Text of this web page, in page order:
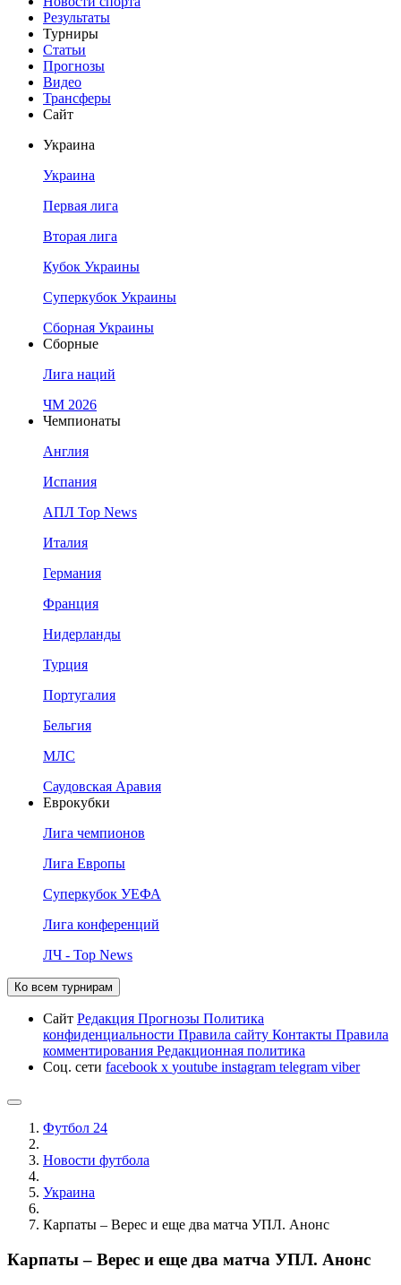
Результаты
Турниры
Статьи
Прогнозы
Видео
Трансферы
Сайт
Украина
Украина
Первая лига
Вторая лига
Кубок Украины
Суперкубок Украины
Сборная Украины
Сборные
Лига наций
ЧМ 2026
Чемпионаты
Англия
Испания
АПЛ Top News
Италия
Германия
Франция
Нидерланды
Турция
Португалия
Бельгия
МЛС
Саудовская Аравия
Еврокубки
Лига чемпионов
Лига Европы
Суперкубок УЕФА
Лига конференций
ЛЧ - Top News
Ко всем турнирам
Сайт Редакция Прогнозы Политика
конфиденциальности Правила сайту Контакты Правила
комментирования Редакционная политика
Соц. сети facebook x youtube instagram telegram viber
Футбол 24
Новости футбола
Украина
Карпаты – Верес и еще два матча УПЛ. Анонс
Карпаты – Верес и еще два матча УПЛ. Анонс